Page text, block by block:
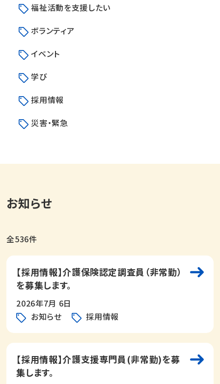
福祉活動を支援したい
ボランティア
イベント
学び
採用情報
災害・緊急
お知らせ
全536件
【採用情報】介護保険認定調査員（非常勤）
を募集します。
2026年7月 6日
お知らせ
採用情報
【採用情報】介護支援専門員(非常勤)を募
集します。